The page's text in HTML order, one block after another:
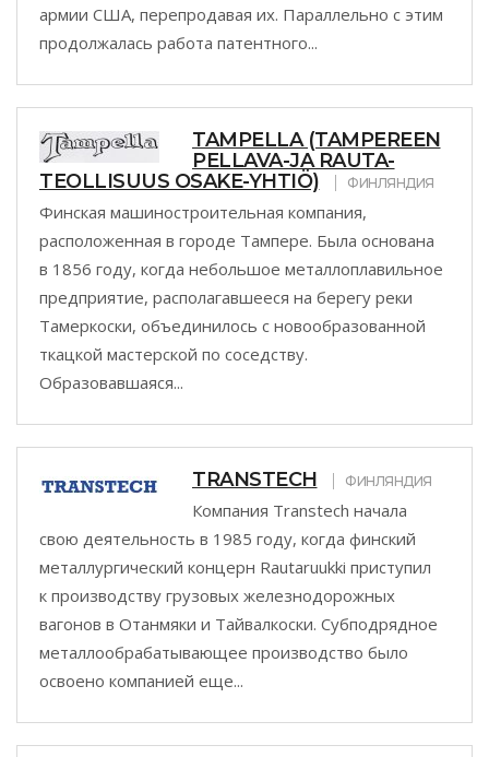
армии США, перепродавая их. Параллельно с этим
продолжалась работа патентного...
TAMPELLA (TAMPEREEN
PELLAVA-JA RAUTA-
TEOLLISUUS OSAKE-YHTIÖ)
ФИНЛЯНДИЯ
Финская машиностроительная компания,
расположенная в городе Тампере. Была основана
в 1856 году, когда небольшое металлоплавильное
предприятие, располагавшееся на берегу реки
Тамеркоски, объединилось с новообразованной
ткацкой мастерской по соседству.
Образовавшаяся...
TRANSTECH ФИНЛЯНДИЯ
Компания Transtech начала
свою деятельность в 1985 году, когда финский
металлургический концерн Rautaruukki приступил
к производству грузовых железнодорожных
вагонов в Отанмяки и Тайвалкоски. Субподрядное
металлообрабатывающее производство было
освоено компанией еще...